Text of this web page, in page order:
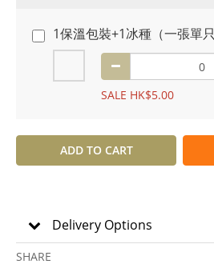
1保溫包裝+1冰種（一張單
SALE HK$5.00
ADD TO CART
Delivery Options
SHARE